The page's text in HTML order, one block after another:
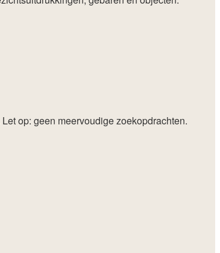
op: geen meervoudige zoekopdrachten.